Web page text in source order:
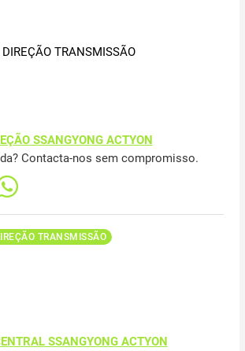
DIREÇÃO TRANSMISSÃO
SSANGYONG ACTYON
Contacta-nos sem compromisso.
TRANSMISSÃO
SSANGYONG ACTYON